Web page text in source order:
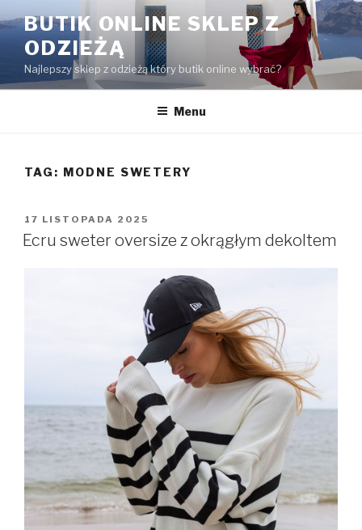
do
treści
BUTIK ONLINE SKLEP Z
ODZIEŻĄ
Najlepszy sklep z odzieżą który butik online wybrać?
Menu
TAG: MODNE SWETERY
OPUBLIKOWANE
W
17 LISTOPADA 2025
Ecru sweter oversize z okrągłym dekoltem